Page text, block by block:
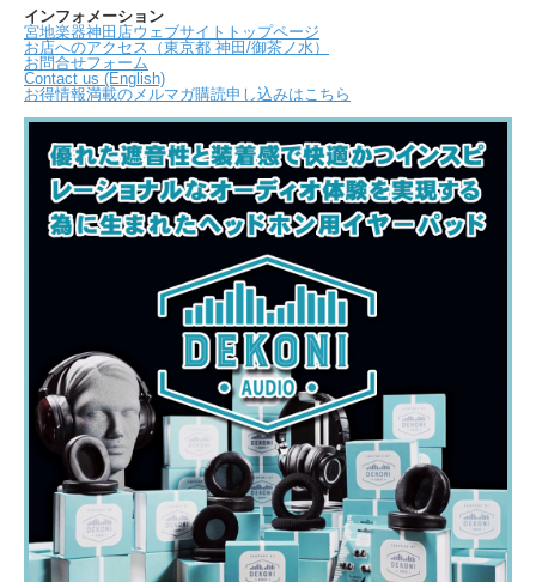
インフォメーション
宮地楽器神田店ウェブサイトトップページ
お店へのアクセス（東京都 神田/御茶ノ水）
お問合せフォーム
Contact us (English)
お得情報満載のメルマガ購読申し込みはこちら